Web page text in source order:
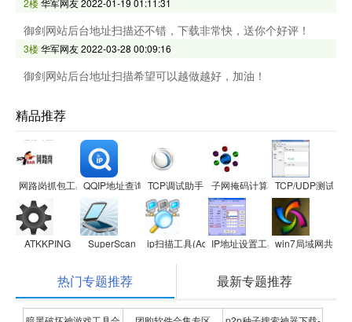
2楼华军网友2022-01-19 01:11:31
御剑网站后台地址扫描还不错，下载非常快，送你个好评！
3楼华军网友2022-03-28 00:09:16
御剑网站后台地址扫描希望可以越做越好，加油！
精品推荐
网路岗抓包工具iptoolQQIP地址查询器TCP调试助手 子网掩码计算器TCP/UDP测试工
ATKKPING SuperScan ip扫描工具(Advanced IP Scanner)
IP地址设置工具win7局域网共享
热门专题推荐 最新专题推荐